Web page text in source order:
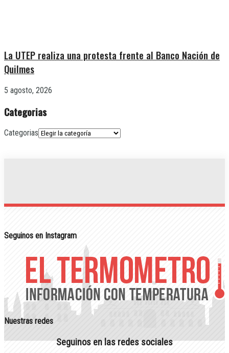
La UTEP realiza una protesta frente al Banco Nación de
Quilmes
5 agosto, 2026
Categorias
Categorias
Seguinos en Instagram
Nuestras redes
Seguinos en las redes sociales